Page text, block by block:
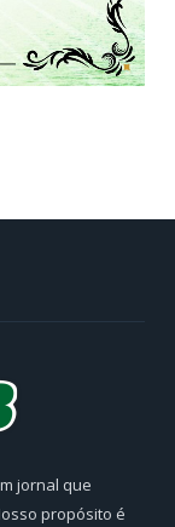
jornal que
propósito é